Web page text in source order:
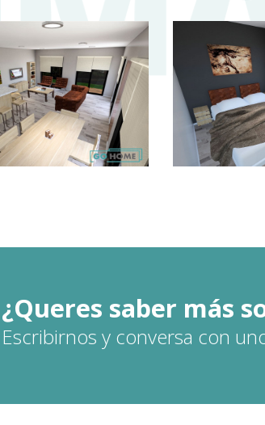
¿Queres saber más
Escribirnos y conversa con